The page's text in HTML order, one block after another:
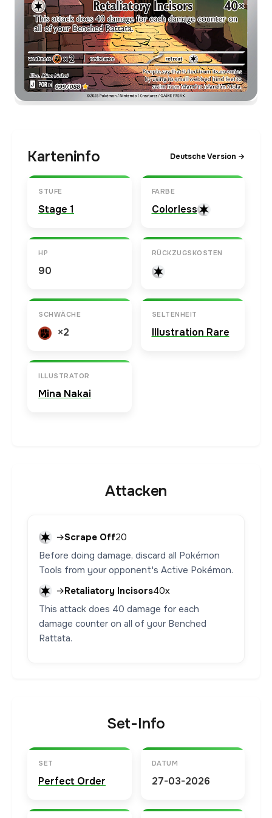
Karteninfo Deutsche Version →
STUFE
Stage 1
FARBE
Colorless
HP
90
RÜCKZUGSKOSTEN
SCHWÄCHE
×2
SELTENHEIT
Illustration Rare
ILLUSTRATOR
Mina Nakai
Attacken
→Scrape Off20
Before doing damage, discard all Pokémon
Tools from your opponent's Active Pokémon.
→Retaliatory Incisors40x
This attack does 40 damage for each
damage counter on all of your Benched
Rattata.
Set-Info
SET
Perfect Order
DATUM
27-03-2026